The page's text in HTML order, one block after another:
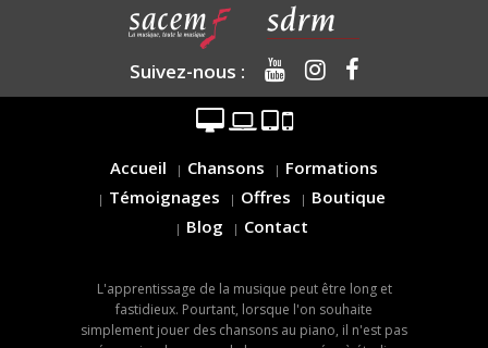
Suivez-nous :
Accueil Chansons
Formations
Témoignages
Offres
Boutique
Blog
Contact
L'apprentissage de la musique peut être long et
fastidieux. Pourtant, lorsque l'on souhaite
simplement jouer des chansons au piano, il n'est pas